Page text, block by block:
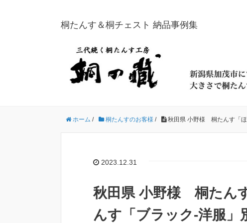
桐たんす＆桐チェスト 納品事例集
ホーム / 桐たんすのお客様 / 秋田県 小野様 桐たんす「
2023.12.31
秋田県 小野様 桐たん
んす「ブラック-洋服」